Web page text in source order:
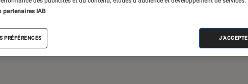
partenaires IAB
PRÉFÉRENCES J'ACCEPTE